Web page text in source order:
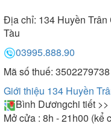
Địa chỉ: 134 Huyền
Tàu
03995.888.90
Mã số thuế: 3502279738
Giới thiệu 134 Huyền
Bình Dươngchi tiết >>
Mở cửa : 8h - 21h00 (kể